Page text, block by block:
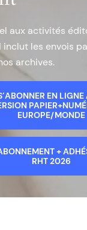
aux activités
les envois
archives.
EN
EUROPE/MONDE
+
RHT 2026